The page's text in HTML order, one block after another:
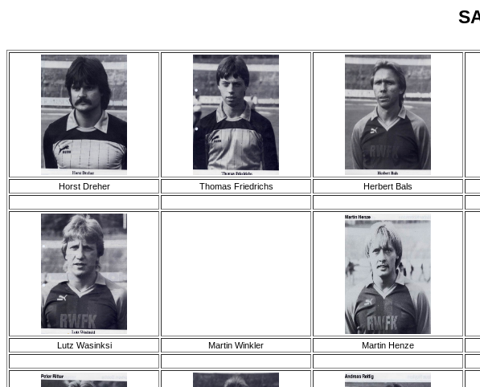
Horst Dreher Thomas Friedrichs Herbert Bals
Lutz Wasinksi Martin Winkler Martin Henze